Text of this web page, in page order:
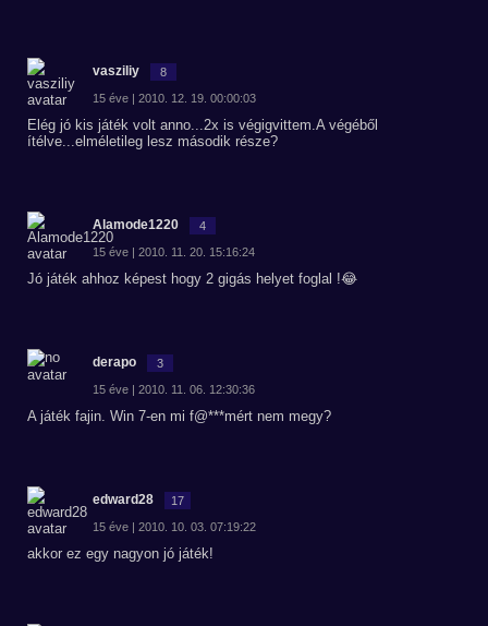
vasziliy 8
15 éve | 2010. 12. 19. 00:00:03
Elég jó kis játék volt anno...2x is végigvittem.A végéből
ítélve...elméletileg lesz második része?
Alamode1220 4
15 éve | 2010. 11. 20. 15:16:24
Jó játék ahhoz képest hogy 2 gigás helyet foglal !😂
derapo 3
15 éve | 2010. 11. 06. 12:30:36
A játék fajin. Win 7-en mi f@***mért nem megy?
edward28 17
15 éve | 2010. 10. 03. 07:19:22
akkor ez egy nagyon jó játék!